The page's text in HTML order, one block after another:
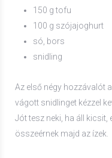
150 g tofu
100 g szójajoghurt
só, bors
snidling
Az első négy hozzávalót
vágott snidlinget kézzel
Jót tesz neki, ha áll kicsit,
összeérnek majd az ízek.